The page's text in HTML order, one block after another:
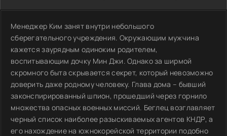
Менеджер Ким занят внутри небольшого
сберегательного учреждения. Окружающим мужчина
кажется заурядным одиноким родителем,
воспитывающим дочку Мин Джи. Однако за ширмой
скромного быта скрывается секрет, который невозможно
доверить даже родному человеку. Глава дома – бывший
законспирированный шпион, прошедший через горнило
множества опасных военных миссий. Беглец возглавляет
черный список наиболее разыскиваемых агентов КНДР, а
его нахождение на южнокорейской территории подобно